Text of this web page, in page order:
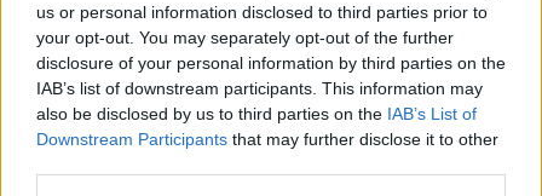
us or personal information disclosed to third parties prior to
your opt-out. You may separately opt-out of the further
disclosure of your personal information by third parties on the
IAB’s list of downstream participants. This information may
also be disclosed by us to third parties on the IAB’s List of
Downstream Participants that may further disclose it to other
Mario García de Castro: "Todas
estas conquistas siguen siendo un
camino abierto para el mañana"